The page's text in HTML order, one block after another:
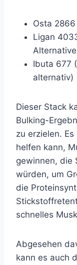
Osta
Ligan
Ibuta 677
alternativ)
Dieser Stack
Bulking-
zu erzielen.
helfen kann,
gewinnen, die
würden, um
die
schnelles
Abgesehen
kann es auch